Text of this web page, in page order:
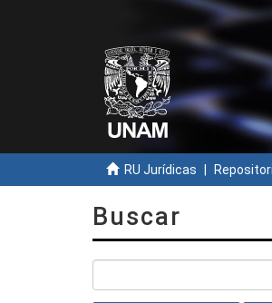
RU Jurídicas
Buscar